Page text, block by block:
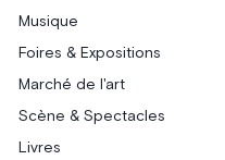
Musique
Foires & Expositions
Marché de l'art
Scène & Spectacles
Livres